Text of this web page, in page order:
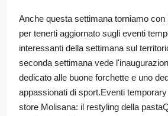
Anche questa settimana torniamo con
per tenerti aggiornato sugli eventi
interessanti della settimana sul
seconda settimana vede
dedicato alle buone forchette e uno
appassionati di sport.Eventi
store Molisana: il restyling della